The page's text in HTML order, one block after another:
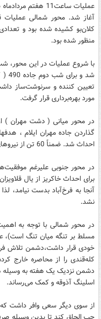
کلان‌بو کشیده شده بود و
منظور شده بود.
با شروع عملیات در این محور،
تعیین کننده و سرنوشت‌ساز
مورد بهره‌برداری قرار گرفت.
در محور میانی ( دشت مهران )
گذاردن جاده مهران ایلام ،
احداث شد. ضمناً 60 تن از نیروهای عراقی نیز به اسارت درآمدند.
در محور جنوبی علیرغم
برای احداث خاکریز از یال
آنجا به فرخ‌آباد بدست نیامد،
نشد.
در محور شمالی با توجه به
مسلط بر تنگه میان تنگ است)،
خودی قرار داشت،دشمن تلاش
کله‌قندی را از محاصره خارج
دشمن نزدیک یک هفته به وسیله‌
اسلینگ آذوقه و کمک می‌رساند.
از سوی دیگر سعی وافر داشت